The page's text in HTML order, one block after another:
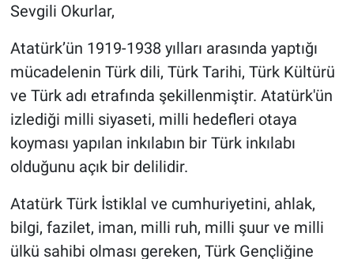
Sevgili Okurlar,
Atatürk’ün 1919-1938 yılları arasında yaptığı
mücadelenin Türk dili, Türk Tarihi, Türk Kültürü
ve Türk adı etrafında şekillenmiştir. Atatürk'ün
izlediği milli siyaseti, milli hedefleri otaya
koyması yapılan inkılabın bir Türk inkılabı
olduğunu açık bir delilidir.
Atatürk Türk İstiklal ve cumhuriyetini, ahlak,
bilgi, fazilet, iman, milli ruh, milli şuur ve milli
ülkü sahibi olması gereken, Türk Gençliğine